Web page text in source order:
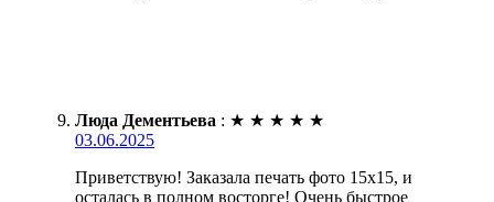
Люда Дементьева : ★ ★ ★ ★ ★
03.06.2025
Приветствую! Заказала печать фото 15х15, и
осталась в полном восторге! Очень быстрое